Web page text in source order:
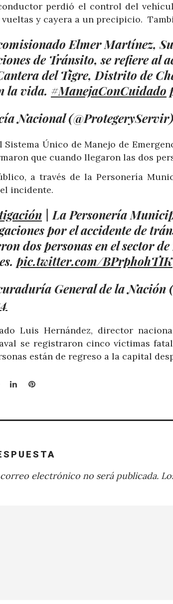
perdió el control del
y cayera a un precipicio.
Elmer Martínez,
de Tránsito, se refiere al
del Tigre, Distrito de
la vida. #ManejaConCuidado
Nacional (@ProtegeryServir)
Sistema Único de Manejo de
que cuando llegaron las dos
a través de la Personería
incidente.
| La Personería
por el accidente de
dos personas en el sector
pic.twitter.com/BPrphohTIK
General de la Nación
Luis Hernández, director
se registraron cinco víctimas
están de regreso a la capital
LinkedInPinterest
electrónico no será publicada.